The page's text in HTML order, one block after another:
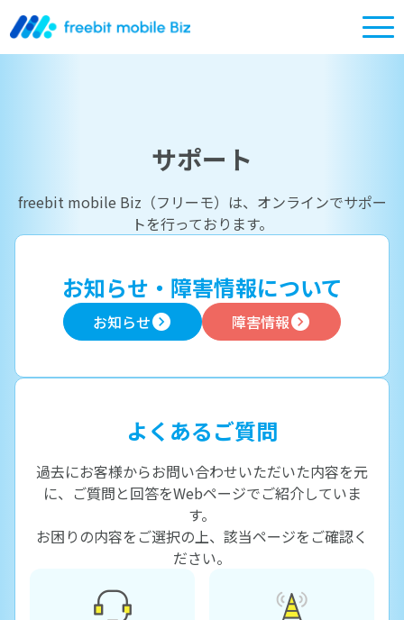
サポート
freebit mobile Biz（フリーモ）は、オンラインでサポー
トを行っております。
お知らせ・障害情報について
お知らせ 障害情報
よくあるご質問
過去にお客様からお問い合わせいただいた内容を元
に、ご質問と回答をWebページでご紹介していま
す。
お困りの内容をご選択の上、該当ページをご確認く
ださい。